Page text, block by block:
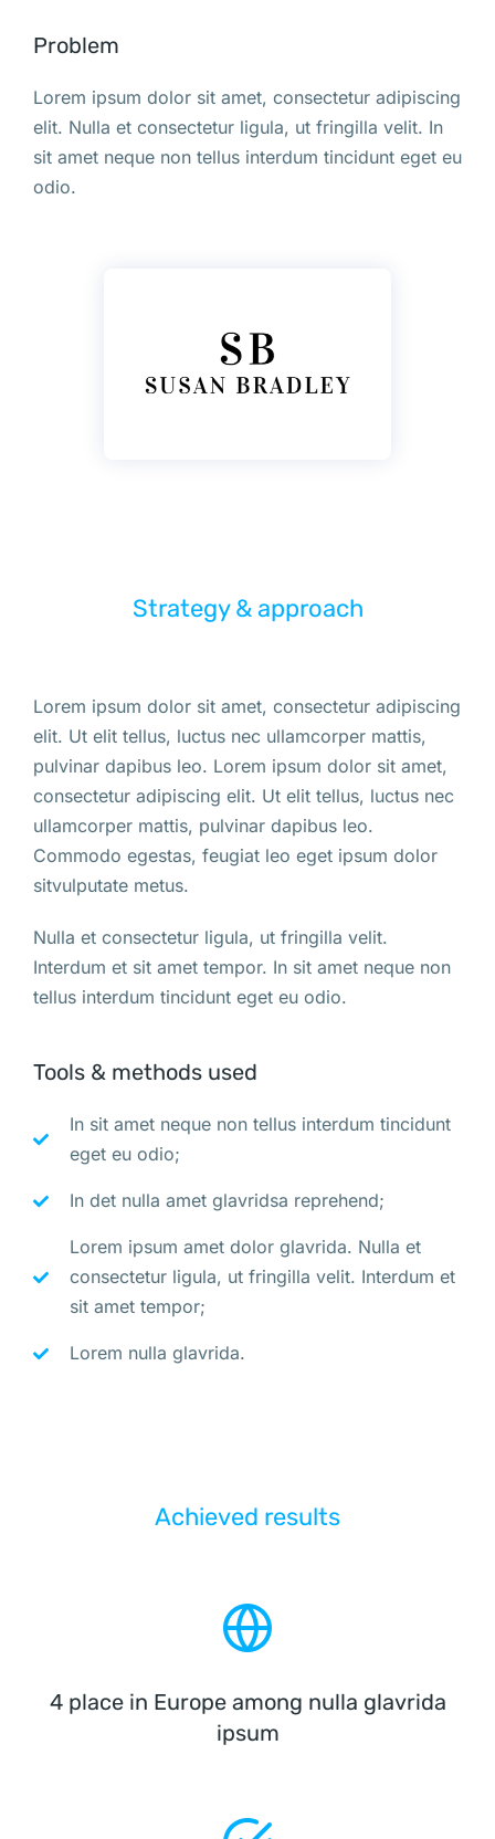
Problem
Lorem ipsum dolor sit amet, consectetur adipiscing
elit. Nulla et consectetur ligula, ut fringilla velit. In
sit amet neque non tellus interdum tincidunt eget eu
odio.
Strategy & approach
Lorem ipsum dolor sit amet, consectetur adipiscing
elit. Ut elit tellus, luctus nec ullamcorper mattis,
pulvinar dapibus leo. Lorem ipsum dolor sit amet,
consectetur adipiscing elit. Ut elit tellus, luctus nec
ullamcorper mattis, pulvinar dapibus leo.
Commodo egestas, feugiat leo eget ipsum dolor
sitvulputate metus.
Nulla et consectetur ligula, ut fringilla velit.
Interdum et sit amet tempor. In sit amet neque non
tellus interdum tincidunt eget eu odio.
Tools & methods used
In sit amet neque non tellus interdum tincidunt
eget eu odio;
In det nulla amet glavridsa reprehend;
Lorem ipsum amet dolor glavrida. Nulla et
consectetur ligula, ut fringilla velit. Interdum et
sit amet tempor;
Lorem nulla glavrida.
Achieved results
4 place in Europe among nulla glavrida
ipsum